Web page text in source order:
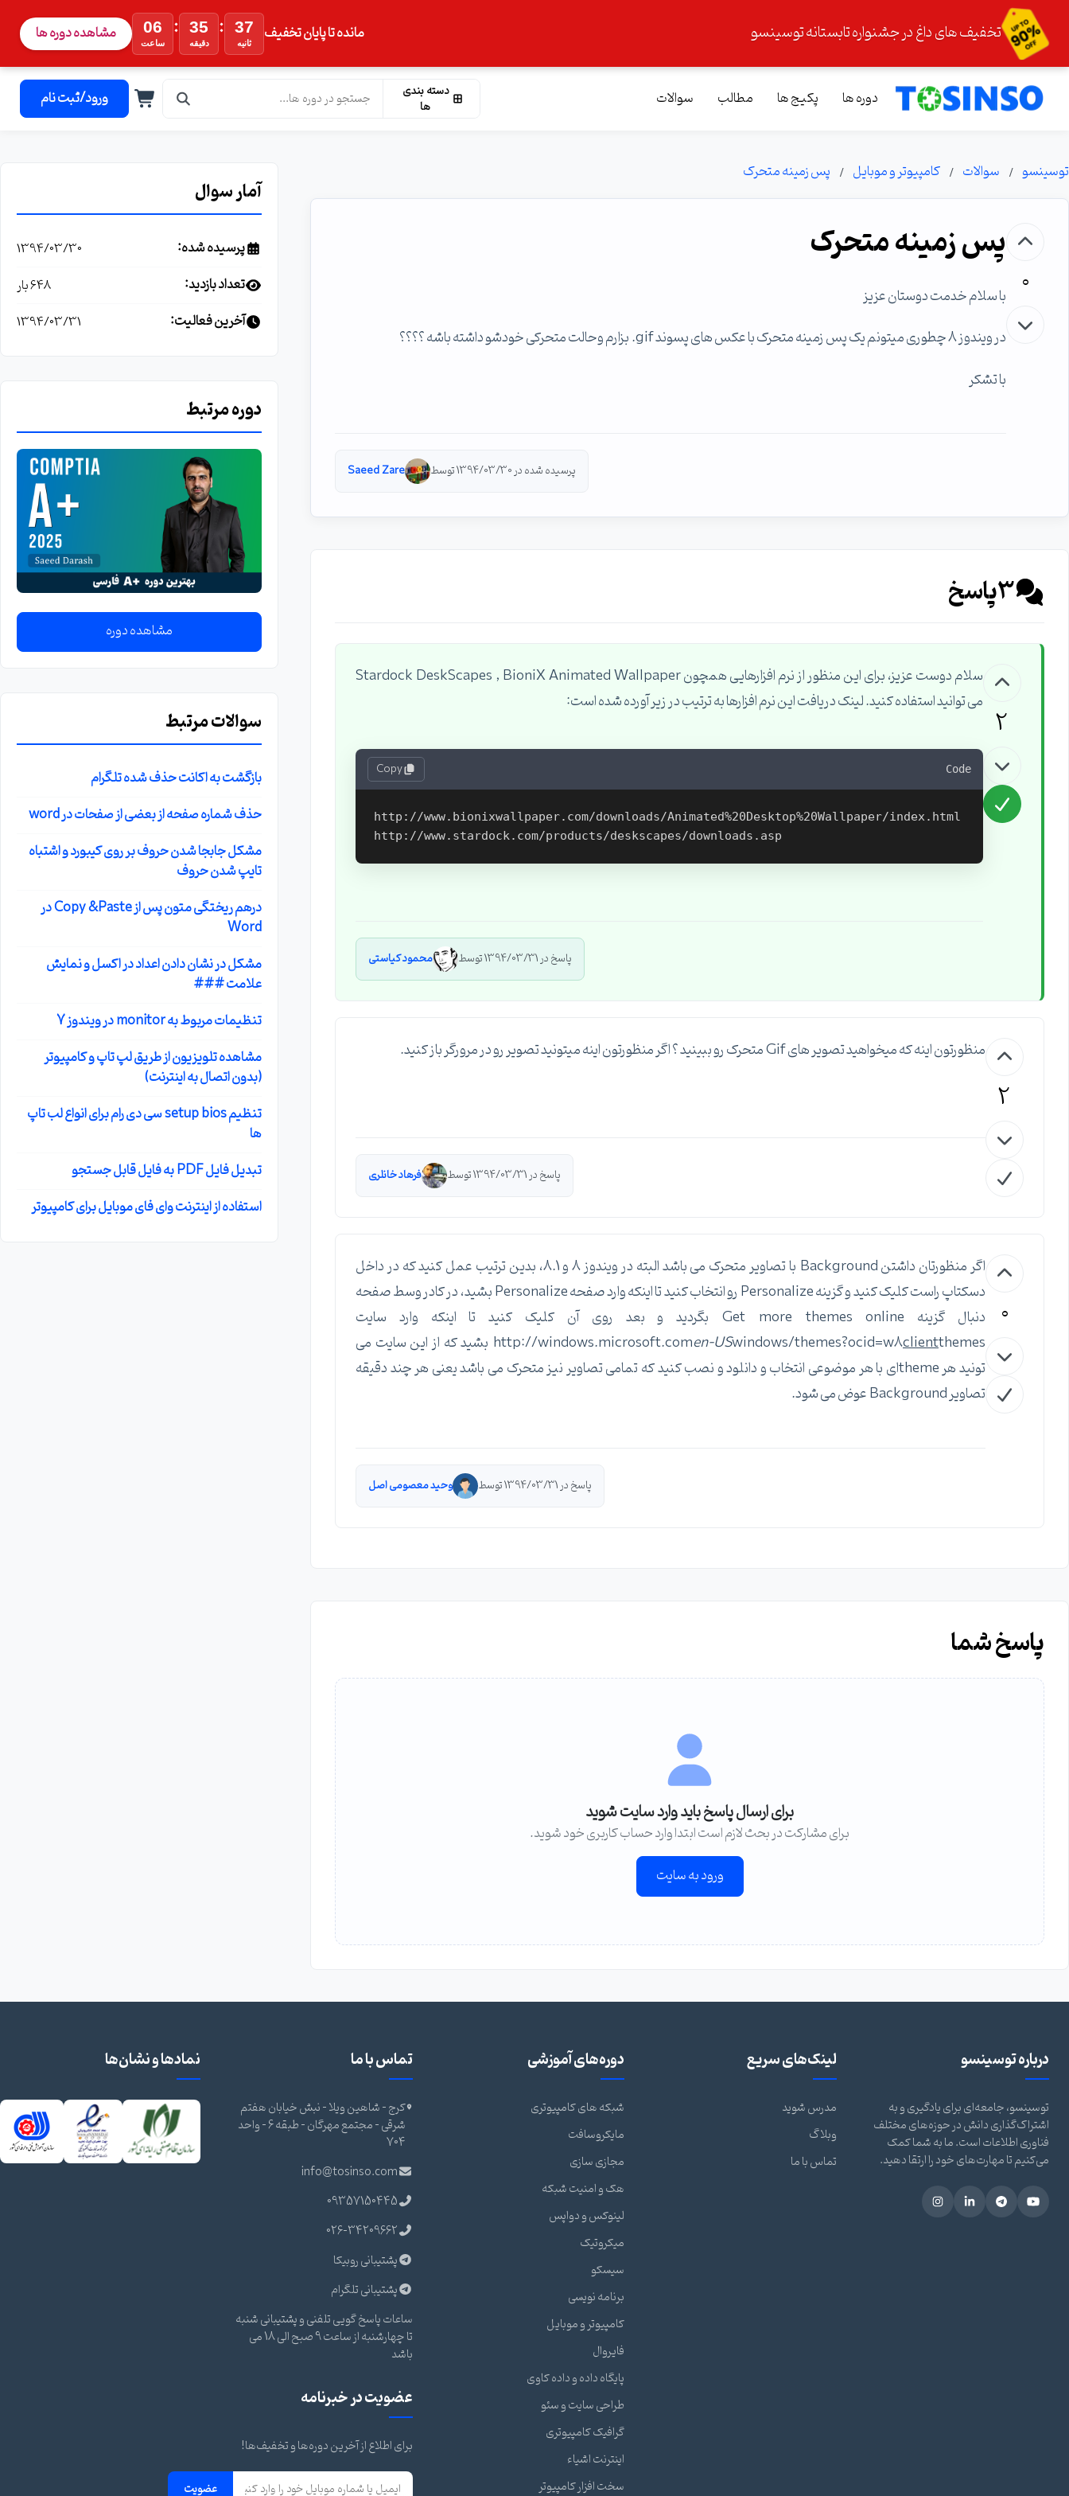
تخفیف های داغ در جشنواره تابستانه توسینسو مانده تا پایان تخفیف 06
ساعت
: 35
دقیقه
: 36
ثانیه مشاهده دوره ها
دوره ها پکیج ها مطالب سوالات
دسته بندی
ها
ورود/ثبت نام
توسینسو سوالات کامپیوتر و موبایل پس زمینه متحرک
0
پس زمینه متحرک
با سلام خدمت دوستان عزیز
در ویندوز 8 چطوری میتونم یک پس زمینه متحرک با عکس های پسوند gif. بزارم وحالت متحرکی خودشو داشته باشه ؟؟؟؟
با تشکر
پرسیده شده در 1394/03/30 توسط Saeed Zare
3پاسخ
2
سلام دوست عزیز، برای این منظور از نرم افزارهایی همچون Stardock DeskScapes , BioniX Animated Wallpaper
می توانید استفاده کنید. لینک دریافت این نرم افزارها به ترتیب در زیر آورده شده است:
Code
Copy
http://www.bionixwallpaper.com/downloads/Animated%20Desktop%20Wallpaper/index.html
پاسخ در 1394/03/31 توسط محمود کیاستی
2
منظورتون اینه که میخواهید تصویر های Gif متحرک رو ببینید ؟ اگر منظورتون اینه میتونید تصویر رو در مرورگر باز کنید.
پاسخ در 1394/03/31 توسط فرهاد خانلری
0
اگر منظورتان داشتن Background با تصاویر متحرک می باشد البته در ویندوز 8 و 8.1، بدین ترتیب عمل کنید که در داخل
دسکتاپ راست کلیک کنید و گزینه Personalize رو انتخاب کنید تا اینکه وارد صفحه Personalize بشید، در کادر وسط صفحه
دنبال گزینه Get more themes online بگردید و بعد روی آن کلیک کنید تا اینکه وارد سایت
http://windows.microsoft.comen-USwindows/themes?ocid=w8client
themes بشید که از این سایت می
تونید هر themeای با هر موضوعی انتخاب و دانلود و نصب کنید که تمامی تصاویر نیز متحرک می باشد یعنی هر چند دقیقه
تصاویر Background عوض می شود.
پاسخ در 1394/03/31 توسط وحید معصومی اصل
پاسخ شما
برای ارسال پاسخ باید وارد سایت شوید
برای مشارکت در بحث لازم است ابتدا وارد حساب کاربری خود شوید.
ورود به سایت
آمار سوال
پرسیده شده: 1394/03/30
تعداد بازدید: 648 بار
آخرین فعالیت: 1394/03/31
دوره مرتبط
مشاهده دوره
سوالات مرتبط
بازگشت به اکانت حذف شده تلگرام
حذف شماره صفحه از بعضی از صفحات در word
مشکل جابجا شدن حروف بر روی کیبورد و اشتباه
تایپ شدن حروف
درهم ریختگی متون پس از Copy &Paste در
Word
مشکل در نشان دادن اعداد در اکسل و نمایش
علامت ###
تنظیمات مربوط به monitor در ویندوز 7
مشاهده تلویزیون از طریق لپ تاپ و کامپیوتر
(بدون اتصال به اینترنت)
تنظیم setup bios سی دی رام برای انواع لب تاپ
ها
تبدیل فایل PDF به فایل قابل جستجو
استفاده از اینترنت وای فای موبایل برای کامپیوتر
درباره توسینسو
توسینسو، جامعه‌ای برای یادگیری و به
اشتراک‌گذاری دانش در حوزه‌های مختلف
فناوری اطلاعات است. ما به شما کمک
می‌کنیم تا مهارت‌های خود را ارتقا دهید.
لینک‌های سریع
مدرس شوید
وبلاگ
تماس با ما
دوره‌های آموزشی
شبکه های کامپیوتری
مایکروسافت
مجازی سازی
هک و امنیت شبکه
لینوکس و دواپس
میکروتیک
سیسکو
برنامه نویسی
کامپیوتر و موبایل
فایروال
پایگاه داده و داده کاوی
طراحی سایت و سئو
گرافیک کامپیوتری
اینترنت اشیاء
سخت افزار کامپیوتر
تماس با ما
کرج - شاهین ویلا - نبش خیابان هفتم
شرقی - مجتمع مهرگان - طبقه 6 - واحد
704
info@tosinso.com
09357150445
026-34209662
پشتیبانی روبیکا
پشتیبانی تلگرام
ساعات پاسخ گویی تلفنی و پشتیبانی شنبه
تا چهارشنبه از ساعت 9 صبح الی 18 می
باشد
عضویت در خبرنامه
برای اطلاع از آخرین دوره‌ها و تخفیف‌ها!
عضویت
نمادها و نشان‌ها